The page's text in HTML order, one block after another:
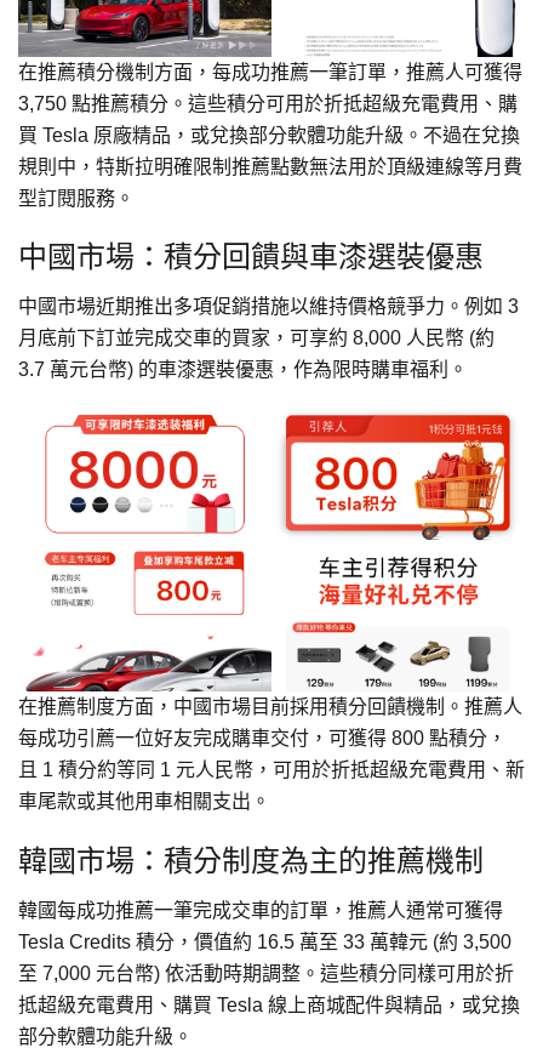
在推薦積分機制方面，每成功推薦一筆訂單，推薦人可獲得
3,750 點推薦積分。這些積分可用於折抵超級充電費用、購
買 Tesla 原廠精品，或兌換部分軟體功能升級。不過在兌換
規則中，特斯拉明確限制推薦點數無法用於頂級連線等月費
型訂閱服務。
中國市場：積分回饋與車漆選裝優惠
中國市場近期推出多項促銷措施以維持價格競爭力。例如 3
月底前下訂並完成交車的買家，可享約 8,000 人民幣 (約
3.7 萬元台幣) 的車漆選裝優惠，作為限時購車福利。
在推薦制度方面，中國市場目前採用積分回饋機制。推薦人
每成功引薦一位好友完成購車交付，可獲得 800 點積分，
且 1 積分約等同 1 元人民幣，可用於折抵超級充電費用、新
車尾款或其他用車相關支出。
韓國市場：積分制度為主的推薦機制
韓國每成功推薦一筆完成交車的訂單，推薦人通常可獲得
Tesla Credits 積分，價值約 16.5 萬至 33 萬韓元 (約 3,500
至 7,000 元台幣) 依活動時期調整。這些積分同樣可用於折
抵超級充電費用、購買 Tesla 線上商城配件與精品，或兌換
部分軟體功能升級。